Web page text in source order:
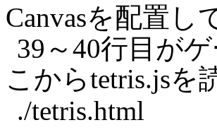
Canvasを配置し
39～40行目が
こからtetris.jsを
./tetris.html